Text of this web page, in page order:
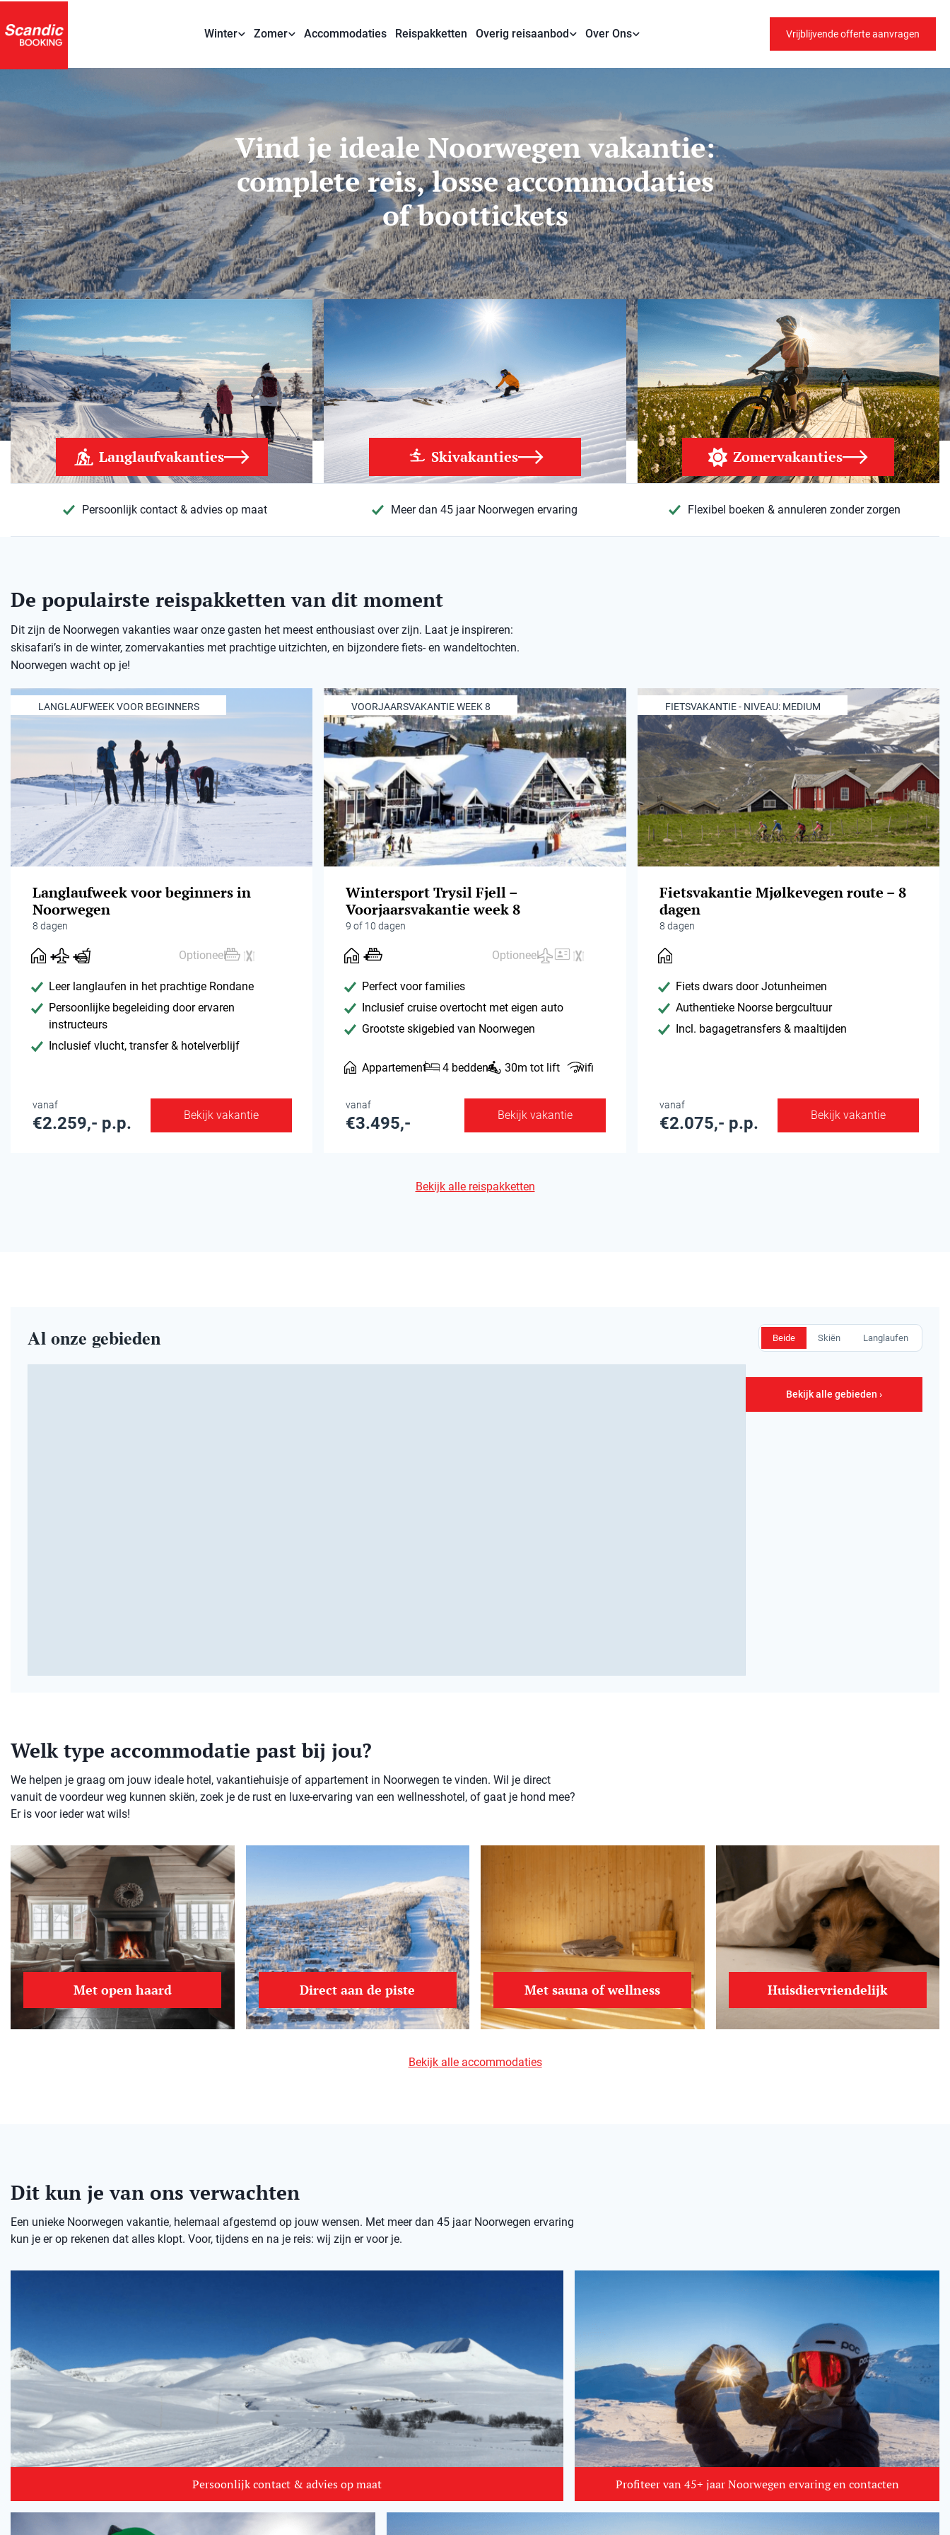
Winter Zomer Accommodaties Reispakketten Overig reisaanbod Over Ons Vrijblijvende offerte aanvragen
Vind je ideale Noorwegen vakantie:
complete reis, losse accommodaties
of boottickets
Langlaufvakanties Skivakanties Zomervakanties
Persoonlijk contact & advies op maat Meer dan 45 jaar Noorwegen ervaring Flexibel boeken & annuleren zonder zorgen
De populairste reispakketten van dit moment
Dit zijn de Noorwegen vakanties waar onze gasten het meest enthousiast over zijn. Laat je inspireren:
skisafari’s in de winter, zomervakanties met prachtige uitzichten, en bijzondere fiets- en wandeltochten.
Noorwegen wacht op je!
LANGLAUFWEEK VOOR BEGINNERS
Langlaufweek voor beginners in
Noorwegen
8 dagen
Optioneel
Leer langlaufen in het prachtige Rondane
Persoonlijke begeleiding door ervaren
instructeurs
Inclusief vlucht, transfer & hotelverblijf
vanaf
€2.259,- p.p. Bekijk vakantie
VOORJAARSVAKANTIE WEEK 8
Wintersport Trysil Fjell –
Voorjaarsvakantie week 8
9 of 10 dagen
Optioneel
Perfect voor families
Inclusief cruise overtocht met eigen auto
Grootste skigebied van Noorwegen
Appartement 4 bedden 30m tot lift wifi
vanaf
€3.495,- Bekijk vakantie
FIETSVAKANTIE - NIVEAU: MEDIUM
Fietsvakantie Mjølkevegen route – 8
dagen
8 dagen
Fiets dwars door Jotunheimen
Authentieke Noorse bergcultuur
Incl. bagagetransfers & maaltijden
vanaf
€2.075,- p.p. Bekijk vakantie
Bekijk alle reispakketten
Al onze gebieden Beide Skiën Langlaufen
Bekijk alle gebieden ›
Welk type accommodatie past bij jou?
We helpen je graag om jouw ideale hotel, vakantiehuisje of appartement in Noorwegen te vinden. Wil je direct
vanuit de voordeur weg kunnen skiën, zoek je de rust en luxe-ervaring van een wellnesshotel, of gaat je hond mee?
Er is voor ieder wat wils!
Met open haard Direct aan de piste Met sauna of wellness Huisdiervriendelijk
Bekijk alle accommodaties
Dit kun je van ons verwachten
Een unieke Noorwegen vakantie, helemaal afgestemd op jouw wensen. Met meer dan 45 jaar Noorwegen ervaring
kun je er op rekenen dat alles klopt. Voor, tijdens en na je reis: wij zijn er voor je.
Persoonlijk contact & advies op maat Profiteer van 45+ jaar Noorwegen ervaring en contacten